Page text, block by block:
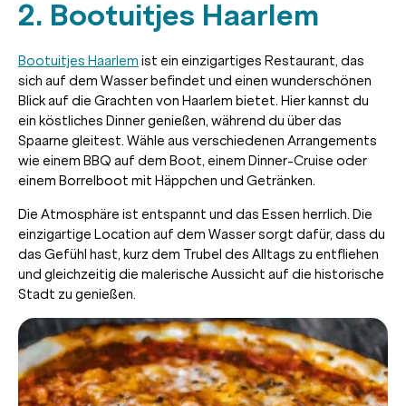
2. Bootuitjes Haarlem
Bootuitjes Haarlem ist ein einzigartiges Restaurant, das
sich auf dem Wasser befindet und einen wunderschönen
Blick auf die Grachten von Haarlem bietet. Hier kannst du
ein köstliches Dinner genießen, während du über das
Spaarne gleitest. Wähle aus verschiedenen Arrangements
wie einem BBQ auf dem Boot, einem Dinner-Cruise oder
einem Borrelboot mit Häppchen und Getränken.
Die Atmosphäre ist entspannt und das Essen herrlich. Die
einzigartige Location auf dem Wasser sorgt dafür, dass du
das Gefühl hast, kurz dem Trubel des Alltags zu entfliehen
und gleichzeitig die malerische Aussicht auf die historische
Stadt zu genießen.